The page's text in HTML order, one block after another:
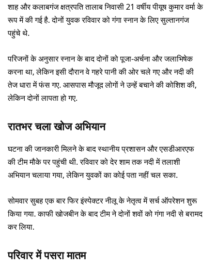
शाह और कलाबगंज क्षत्रपति तालाब निवासी 21 वर्षीय पीयूष कुमार वर्मा के
रूप में की गई है. दोनों युवक रविवार को गंगा स्नान के लिए सुल्तानगंज
पहुंचे थे.
परिजनों के अनुसार स्नान के बाद दोनों को पूजा-अर्चना और जलाभिषेक
करना था, लेकिन इसी दौरान वे गहरे पानी की ओर चले गए और नदी की
तेज धारा में फंस गए. आसपास मौजूद लोगों ने उन्हें बचाने की कोशिश की,
लेकिन दोनों लापता हो गए.
रातभर चला खोज अभियान
घटना की जानकारी मिलने के बाद स्थानीय प्रशासन और एसडीआरएफ
की टीम मौके पर पहुंची थी. रविवार को देर शाम तक नदी में तलाशी
अभियान चलाया गया, लेकिन युवकों का कोई पता नहीं चल सका.
सोमवार सुबह एक बार फिर इंस्पेक्टर नीलू के नेतृत्व में सर्च ऑपरेशन शुरू
किया गया. काफी खोजबीन के बाद टीम ने दोनों शवों को गंगा नदी से बरामद
कर लिया.
परिवार में पसरा मातम